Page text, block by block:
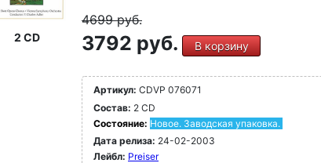
2 CD
4699руб.
3792 руб. В корзину
Артикул: CDVP 076071
Состав: 2 CD
Состояние: Новое. Заводская упаковка.
Дата релиза: 24-02-2003
Лейбл: Preiser